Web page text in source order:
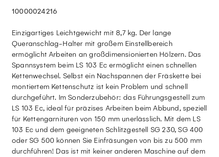
10000024216
Einzigartiges Leichtgewicht mit 8,7 kg. Der lange
Queranschlag-Halter mit großem Einstellbereich
ermöglicht Arbeiten an großdimensionierten Hölzern. Das
Spannsystem beim LS 103 Ec ermöglicht einen schnellen
Kettenwechsel. Selbst ein Nachspannen der Fräskette bei
montiertem Kettenschutz ist kein Problem und schnell
durchgeführt. Im Sonderzubehör: das Führungsgestell zum
LS 103 Ec, ideal für präzises Arbeiten beim Abbund, speziell
für Kettengarnituren von 150 mm unerlässlich. Mit dem LS
103 Ec und dem geeigneten Schlitzgestell SG 230, SG 400
oder SG 500 können Sie Einfräsungen von bis zu 500 mm
durchführen! Das ist mit keiner anderen Maschine auf dem